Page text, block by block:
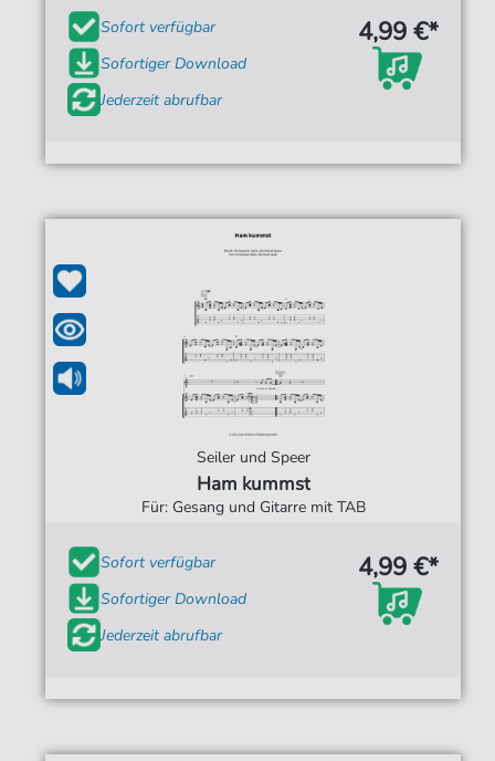
Sofort verfügbar
Sofortiger Download
Jederzeit abrufbar
4,99 €*
Seiler und Speer
Ham kummst
Für: Gesang und Gitarre mit TAB
Sofort verfügbar
Sofortiger Download
Jederzeit abrufbar
4,99 €*